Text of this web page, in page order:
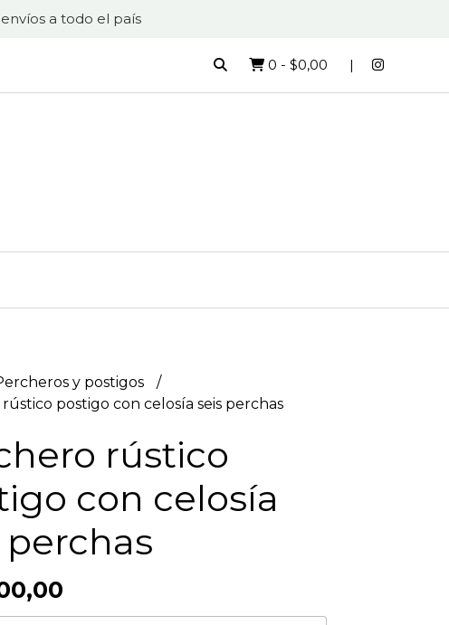
a todo el país
0 - $0,00
y postigos
postigo con celosía seis perchas
rústico
con celosía
perchas